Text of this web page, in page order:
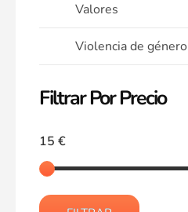
Valores
Violencia de género
Filtrar Por Precio
15 €